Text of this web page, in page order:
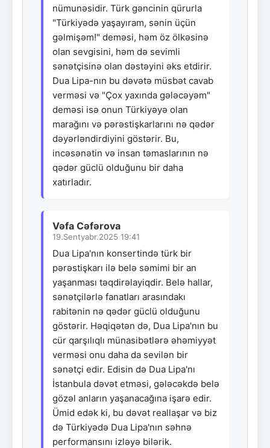
nümunəsidir. Türk gəncinin qürurla
"Türkiyədə yaşayıram, sənin üçün
gəlmişəm!" deməsi, həm öz ölkəsinə
olan sevgisini, həm də sevimli
sənətçisinə olan dəstəyini əks etdirir.
Dua Lipa-nın bu dəvətə müsbət cavab
verməsi və "Çox yaxında gələcəyəm"
deməsi isə onun Türkiyəyə olan
marağını və pərəstişkarlarını nə qədər
dəyərləndirdiyini göstərir. Bu,
incəsənətin və insan təmaslarının nə
qədər güclü olduğunu bir daha
xatırladır.
Vəfa Cəfərova
19.Sentyabr.2025 19:41
Dua Lipa'nın konsertində türk bir
pərəstişkarı ilə belə səmimi bir an
yaşanması təqdirəlayiqdir. Belə hallar,
sənətçilərlə fanatları arasındakı
rabitənin nə qədər güclü olduğunu
göstərir. Həqiqətən də, Dua Lipa'nın bu
cür qarşılıqlı münasibətlərə əhəmiyyət
verməsi onu daha da sevilən bir
sənətçi edir. Edisin də Dua Lipa'nı
İstanbula dəvət etməsi, gələcəkdə belə
gözəl anların yaşanacağına işarə edir.
Ümid edək ki, bu dəvət reallaşar və biz
də Türkiyədə Dua Lipa'nın səhnə
performansını izləyə bilərik.